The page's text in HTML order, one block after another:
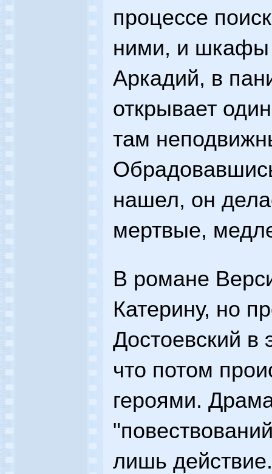
процессе
ними, и шкафы
Аркадий, в
открывает
там
нашел, он
мертвые,
В романе
Катерину, но
Достоевский в
что потом
героями.
лишь